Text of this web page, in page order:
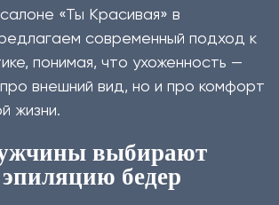
«Ты Красивая» в
современный подход к
понимая, что ухоженность —
внешний вид, но и про комфорт
жизни.
выбирают
бедер